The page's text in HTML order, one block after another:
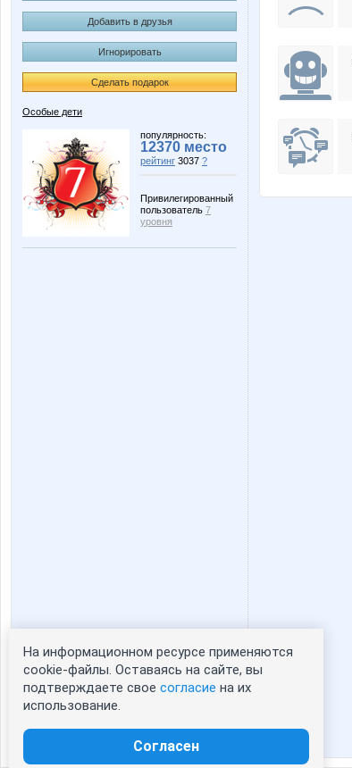
Добавить в друзья
Игнорировать
Сделать подарок
Особые дети
популярность:
12370 место
рейтинг 3037 ?
Привилегированный
пользователь 7
уровня
Статистика портрета:
сейчас просматривают портрет - 0
зарегистрированные пользователи
На информационном ресурсе применяются
cookie-файлы. Оставаясь на сайте, вы
подтверждаете свое согласие на их
использование.
Согласен